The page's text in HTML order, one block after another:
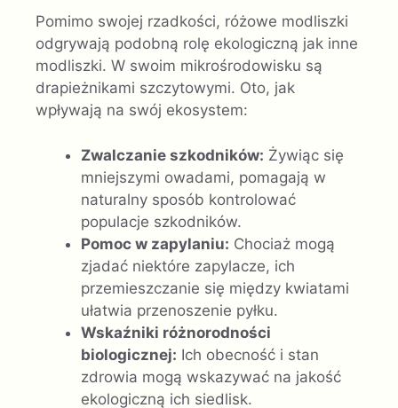
Pomimo swojej rzadkości, różowe modliszki
odgrywają podobną rolę ekologiczną jak inne
modliszki. W swoim mikrośrodowisku są
drapieżnikami szczytowymi. Oto, jak
wpływają na swój ekosystem:
Zwalczanie szkodników: Żywiąc się
mniejszymi owadami, pomagają w
naturalny sposób kontrolować
populacje szkodników.
Pomoc w zapylaniu: Chociaż mogą
zjadać niektóre zapylacze, ich
przemieszczanie się między kwiatami
ułatwia przenoszenie pyłku.
Wskaźniki różnorodności
biologicznej: Ich obecność i stan
zdrowia mogą wskazywać na jakość
ekologiczną ich siedlisk.